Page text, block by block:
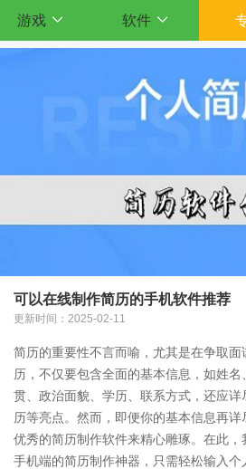
游戏 软件
可以在线制作简历的手机软件推荐
更新时间：2025-02-11
简历的重要性不言而喻，尤其是在争取
历，不仅要包含全面的基本信息，如姓
贯、政治面貌、学历、联系方式，还应
历等亮点。然而，即便你的基本信息再
优秀的简历制作软件来精心雕琢。在此
手机端的简历制作神器，只需轻松输入